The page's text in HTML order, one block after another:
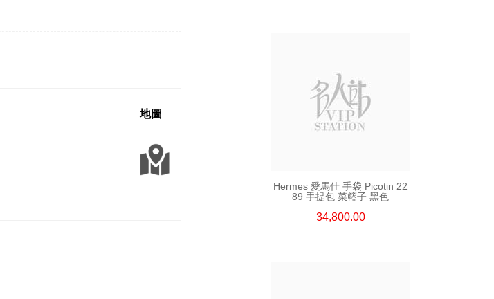
地圖
Hermes 愛馬仕 手袋 Picotin 22
89 手提包 菜籃子 黑色
34,800.00